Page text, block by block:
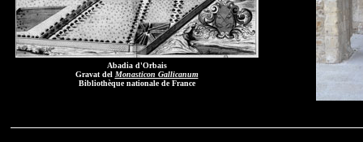
Abadia d'Orbais
Gravat del Monasticon Gallicanum
Bibliothèque nationale de France